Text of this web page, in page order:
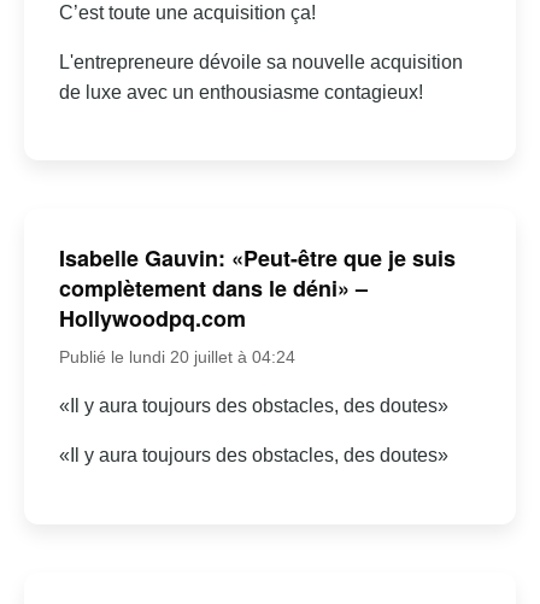
C’est toute une acquisition ça!
L'entrepreneure dévoile sa nouvelle acquisition
de luxe avec un enthousiasme contagieux!
Isabelle Gauvin: «Peut-être que je suis
complètement dans le déni» –
Hollywoodpq.com
Publié le lundi 20 juillet à 04:24
«Il y aura toujours des obstacles, des doutes»
«Il y aura toujours des obstacles, des doutes»